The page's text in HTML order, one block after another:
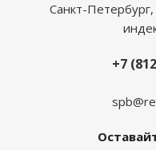
Санкт-
+7